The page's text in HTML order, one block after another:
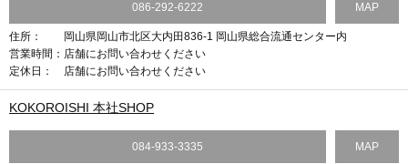
086-292-6222 MAP
住所：
岡山県岡山市北区大内田836-1 岡山県総合流通センター内
営業時間： 店舗にお問い合わせください
定休日：
店舗にお問い合わせください
KOKOROISHI 本社SHOP
084-933-3335 MAP